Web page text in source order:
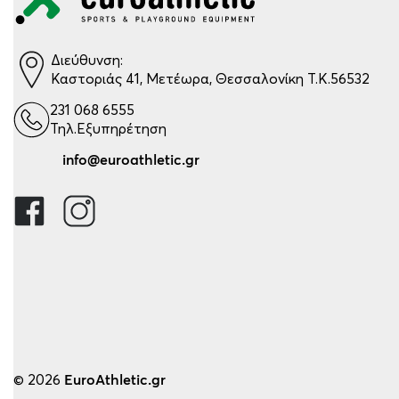
Διεύθυνση:
Καστοριάς 41, Μετέωρα, Θεσσαλονίκη Τ.Κ.56532
231 068 6555
Τηλ.Εξυπηρέτηση
info@euroathletic.gr
© 2026 EuroAthletic.gr